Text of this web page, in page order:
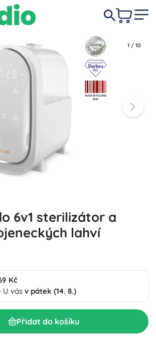
1 / 10
6v1 sterilizátor a
lahví
Kč
· U vás v pátek (14. 8.)
Přidat do košíku
Kč Do košíku